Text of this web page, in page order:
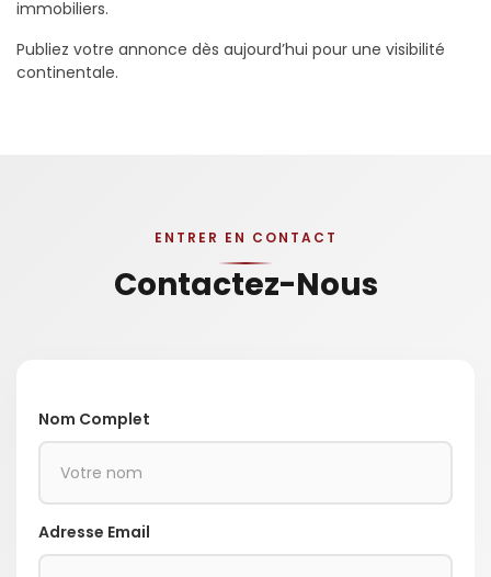
immobiliers.
Publiez votre annonce dès aujourd’hui pour une visibilité
continentale.
ENTRER EN CONTACT
Contactez-Nous
Nom Complet
Adresse Email